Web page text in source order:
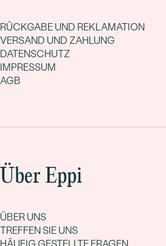
RÜCKGABE UND REKLAMATION
VERSAND UND ZAHLUNG
DATENSCHUTZ
IMPRESSUM
AGB
Über Eppi
ÜBER UNS
TREFFEN SIE UNS
HÄUFIG GESTELLTE FRAGEN